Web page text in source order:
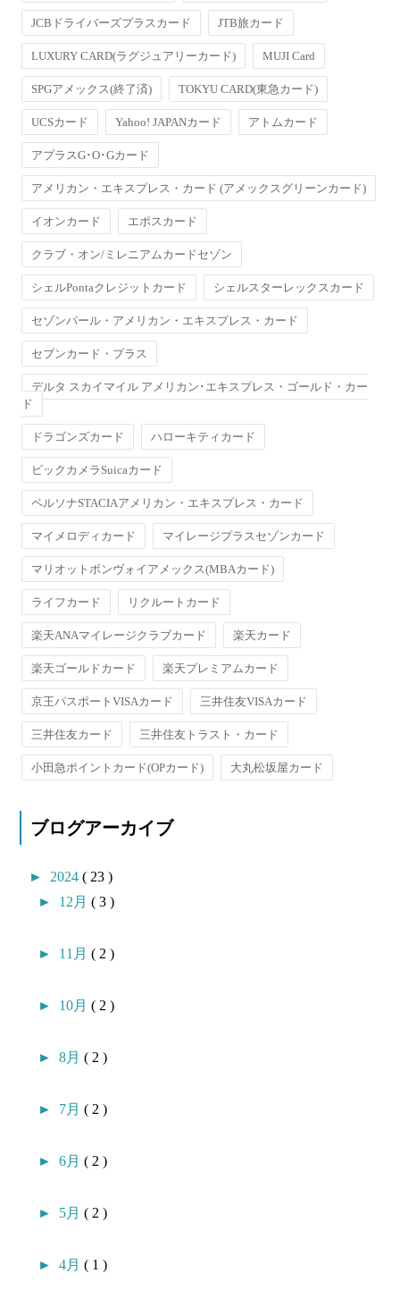
JCBドライバーズプラスカード JTB旅カード
LUXURY CARD(ラグジュアリーカード) MUJI Card
SPGアメックス(終了済) TOKYU CARD(東急カード)
UCSカード Yahoo! JAPANカード アトムカード
アプラスG･O･Gカード
アメリカン・エキスプレス・カード (アメックスグリーンカード)
イオンカード エポスカード
クラブ・オン/ミレニアムカードセゾン
シェルPontaクレジットカード シェルスターレックスカード
セゾンパール・アメリカン・エキスプレス・カード
セブンカード・プラス
デルタ スカイマイル アメリカン･エキスプレス・ゴールド・カー
ド
ドラゴンズカード ハローキティカード
ビックカメラSuicaカード
ペルソナSTACIAアメリカン・エキスプレス・カード
マイメロディカード マイレージプラスセゾンカード
マリオットボンヴォイアメックス(MBAカード)
ライフカード リクルートカード
楽天ANAマイレージクラブカード 楽天カード
楽天ゴールドカード 楽天プレミアムカード
京王パスポートVISAカード 三井住友VISAカード
三井住友カード 三井住友トラスト・カード
小田急ポイントカード(OPカード) 大丸松坂屋カード
ブログアーカイブ
► 2024( 23 )
► 12月( 3 )
► 11月( 2 )
► 10月( 2 )
►8月( 2 )
► 7月( 2 )
►6月( 2 )
► 5月( 2 )
►4月( 1 )